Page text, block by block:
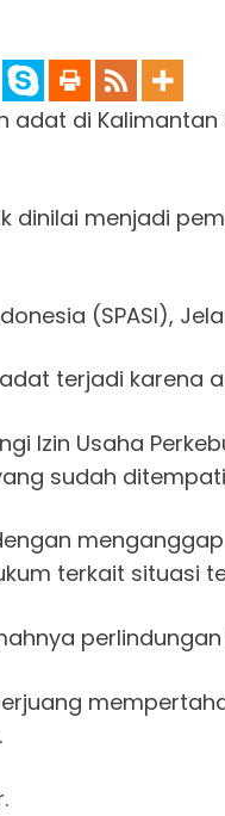
adat di
dinilai menjadi
(SPASI),
terjadi karena
Izin Usaha
sudah
terkait situasi